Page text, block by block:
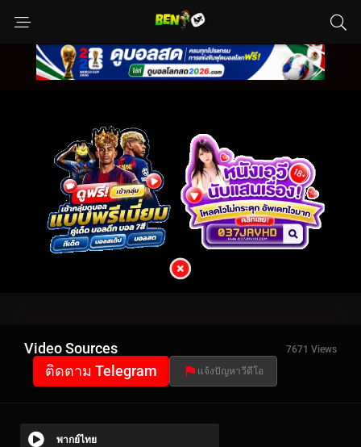
Video Sources 7671 Views
ติดตาม Telegram แจ้งปัญหาวีดีโอ
พากย์ไทย